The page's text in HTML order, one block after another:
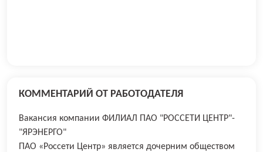
КОММЕНТАРИЙ ОТ РАБОТОДАТЕЛЯ
Вакансия компании ФИЛИАЛ ПАО "РОССЕТИ ЦЕНТР"-
"ЯРЭНЕРГО"
ПАО «Россети Центр» является дочерним обществом